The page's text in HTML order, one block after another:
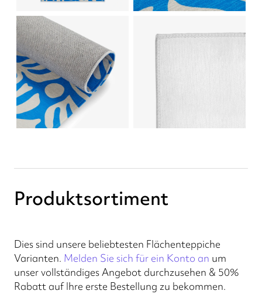
Produktsortiment
Dies sind unsere beliebtesten Flächenteppiche
Varianten. Melden Sie sich für ein Konto an um
unser vollständiges Angebot durchzusehen & 50%
Rabatt auf Ihre erste Bestellung zu bekommen.